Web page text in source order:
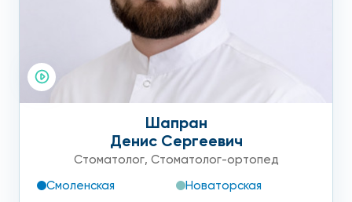
Шапран
Денис Сергеевич
Стоматолог, Стоматолог-ортопед
Смоленская
Новаторская